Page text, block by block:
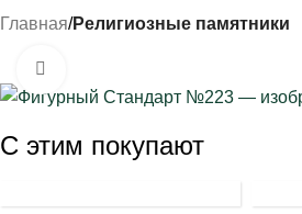
Главная Религиозные памятники
С этим покупают